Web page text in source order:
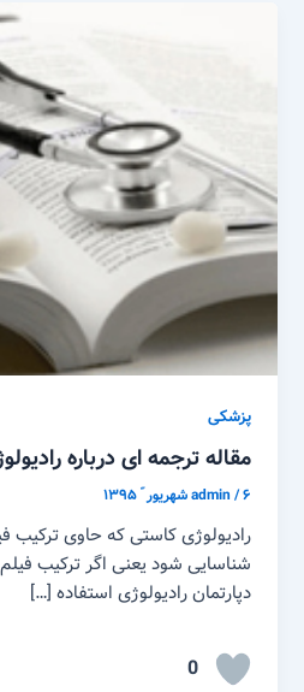
پزشکی
مقاله ترجمه ای درباره
admin/۶ شهریور ّ ۱۳۹۵
رادیولوژی کاستی که حاوی ترکیب
شناسایی شود یعنی اگر ترکیب
دپارتمان رادیولوژی استفاده […]
0